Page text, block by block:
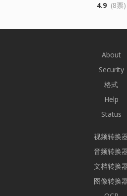
4.9 (8票)
About
Security
格式
Help
Status
视频转换
音频转换
文档转换
图像转换